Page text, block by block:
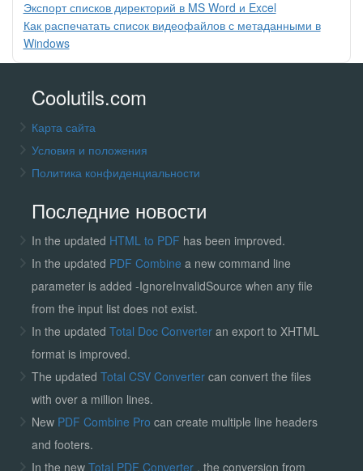
Экспорт списков директорий в MS Word и Excel
Как распечатать список видеофайлов с метаданными в
Windows
Coolutils.com
Карта сайта
Условия и положения
Политика конфиденциальности
Последние новости
In the updated HTML to PDF has been improved.
In the updated PDF Combine a new command line
parameter is added -IgnoreInvalidSource when any file
from the input list does not exist.
In the updated Total Doc Converter an export to XHTML
format is improved.
The updated Total CSV Convertercan convert the files
with over a million lines.
New PDF Combine Pro can create multiple line headers
and footers.
In the new Total PDF Converter , the conversion from